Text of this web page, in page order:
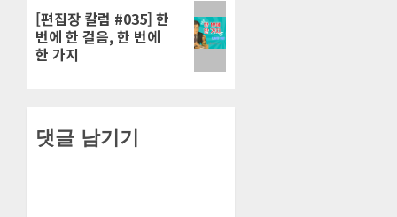
Next
post:
[편집장 칼럼 #035] 한
번에 한 걸음, 한 번에
한 가지
댓글 남기기